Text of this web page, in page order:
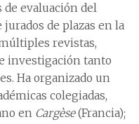
de evaluación del
jurados de plazas en la
revistas,
investigación tanto
Ha organizado un
colegiadas,
en Cargèse(Francia);